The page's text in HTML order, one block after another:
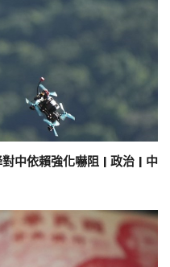
中依賴強化嚇阻 | 政治 | 中